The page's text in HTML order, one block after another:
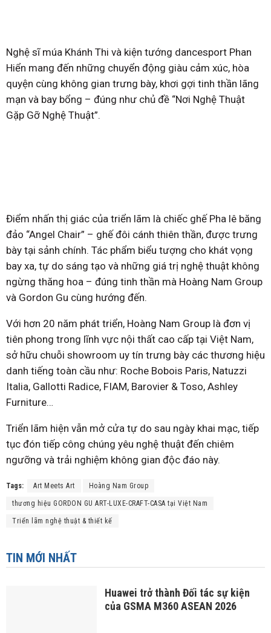
Nghệ sĩ múa Khánh Thi và kiện tướng dancesport Phan
Hiển mang đến những chuyển động giàu cảm xúc, hòa
quyện cùng không gian trưng bày, khơi gợi tinh thần lãng
mạn và bay bổng – đúng như chủ đề “Nơi Nghệ Thuật
Gặp Gỡ Nghệ Thuật”.
Điểm nhấn thị giác của triển lãm là chiếc ghế Pha lê băng
đảo “Angel Chair” – ghế đôi cánh thiên thần, được trưng
bày tại sảnh chính. Tác phẩm biểu tượng cho khát vọng
bay xa, tự do sáng tạo và những giá trị nghệ thuật không
ngừng thăng hoa – đúng tinh thần mà Hoàng Nam Group
và Gordon Gu cùng hướng đến.
Với hơn 20 năm phát triển, Hoàng Nam Group là đơn vị
tiên phong trong lĩnh vực nội thất cao cấp tại Việt Nam,
sở hữu chuỗi showroom uy tín trưng bày các thương hiệu
danh tiếng toàn cầu như: Roche Bobois Paris, Natuzzi
Italia, Gallotti Radice, FIAM, Barovier & Toso, Ashley
Furniture…
Triển lãm hiện vẫn mở cửa tự do sau ngày khai mạc, tiếp
tục đón tiếp công chúng yêu nghệ thuật đến chiêm
ngưỡng và trải nghiệm không gian độc đáo này.
Tags: Art Meets Art Hoàng Nam Group
thương hiệu GORDON GU ART-LUXE-CRAFT-CASA tại Việt Nam
Triển lãm nghệ thuật & thiết kế
TIN MỚI NHẤT
Huawei trở thành Đối tác sự kiện
của GSMA M360 ASEAN 2026